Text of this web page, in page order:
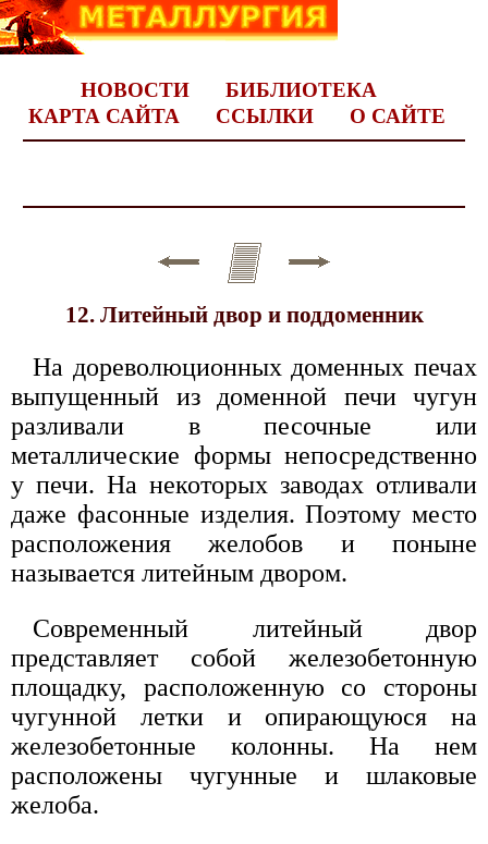
НОВОСТИ
БИБЛИОТЕКА
КАРТА САЙТА
ССЫЛКИ О САЙТЕ
12. Литейный двор и поддоменник
На дореволюционных доменных печах
выпущенный из доменной печи чугун
разливали в песочные или
металлические формы непосредственно
у печи. На некоторых заводах отливали
даже фасонные изделия. Поэтому место
расположения желобов и поныне
называется литейным двором.
Современный литейный двор
представляет собой железобетонную
площадку, расположенную со стороны
чугунной летки и опирающуюся на
железобетонные колонны. На нем
расположены чугунные и шлаковые
желоба.